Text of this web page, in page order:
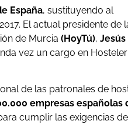
España, sustituyendo al
El actual presidente de
de Murcia (HoyTú),
vez un cargo en
de las patronales de
empresas españolas
cumplir las exigencias